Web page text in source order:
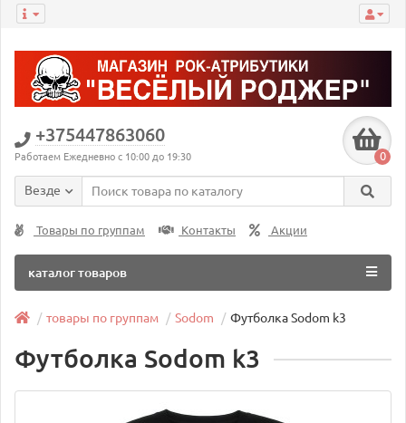
+375447863060
Работаем Ежедневно с 10:00 до 19:30 0
Везде
Товары по группам Контакты Акции
каталог товаров
товары по группам Sodom Футболка Sodom k3
Футболка Sodom k3